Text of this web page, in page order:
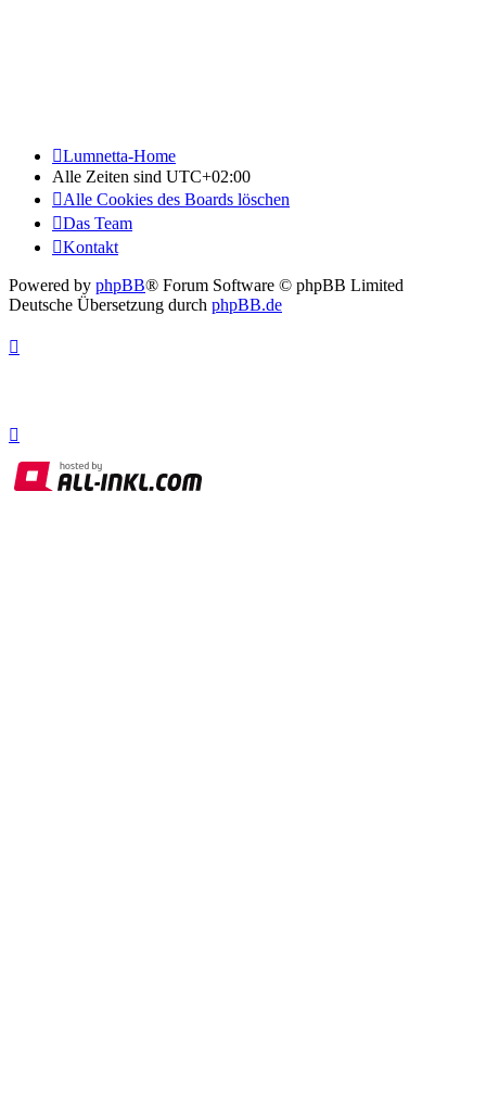
Lumnetta-Home
Alle Zeiten sind UTC+02:00
Alle Cookies des Boards löschen
Das Team
Kontakt
Powered by phpBB® Forum Software © phpBB Limited
Deutsche Übersetzung durch phpBB.de